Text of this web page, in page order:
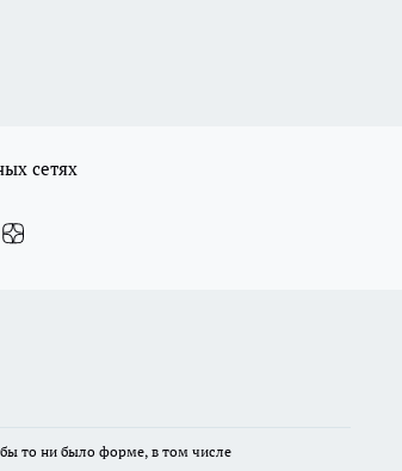
сетях
бы то ни было форме, в том числе